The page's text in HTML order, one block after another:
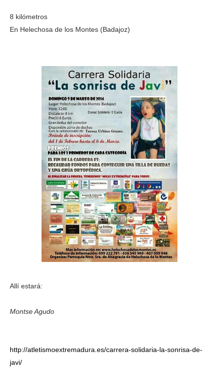
8 kilómetros
En Helechosa de los Montes (Badajoz)
Allí estará:
Montse Agudo
http://atletismoextremadura.es/carrera-solidaria-la-sonrisa-de-
javi/